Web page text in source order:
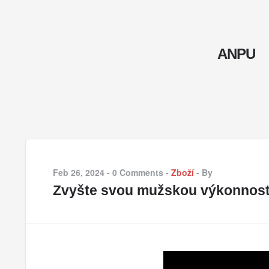
ANPU
Feb 26, 2024 - 0 Comments - Zboží - By
Zvyšte svou mužskou